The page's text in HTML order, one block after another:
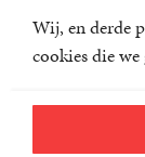
Wij, en derde
cookies die